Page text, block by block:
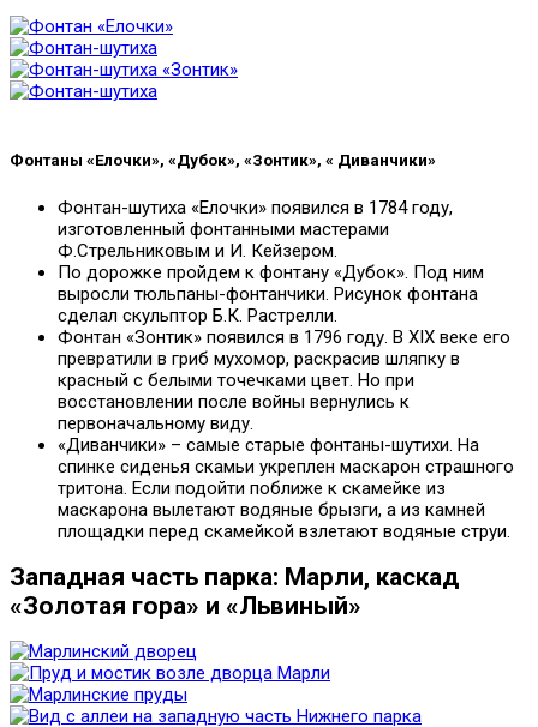
Фонтаны «Елочки», «Дубок», «Зонтик», « Диванчики»
Фонтан-шутиха «Елочки» появился в 1784 году,
изготовленный фонтанными мастерами
Ф.Стрельниковым и И. Кейзером.
По дорожке пройдем к фонтану «Дубок». Под ним
выросли тюльпаны-фонтанчики. Рисунок фонтана
сделал скульптор Б.К. Растрелли.
Фонтан «Зонтик» появился в 1796 году. В XIX веке его
превратили в гриб мухомор, раскрасив шляпку в
красный с белыми точечками цвет. Но при
восстановлении после войны вернулись к
первоначальному виду.
«Диванчики» – самые старые фонтаны-шутихи. На
спинке сиденья скамьи укреплен маскарон страшного
тритона. Если подойти поближе к скамейке из
маскарона вылетают водяные брызги, а из камней
площадки перед скамейкой взлетают водяные струи.
Западная часть парка: Марли, каскад
«Золотая гора» и «Львиный»